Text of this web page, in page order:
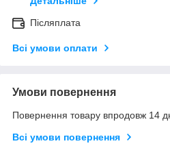
Післяплата
Всі умови оплати
Умови повернення
Повернення товару впродовж 14
Всі умови повернення